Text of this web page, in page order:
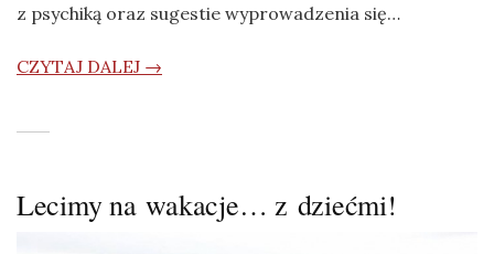
z psychiką oraz sugestie wyprowadzenia się…
CZYTAJ DALEJ →
Lecimy na wakacje… z dziećmi!